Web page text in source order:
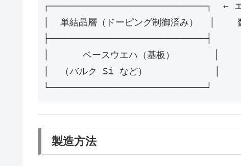
┌────────────────────────────┐  ← エ
│  単結晶層（ドーピング制御済み）  │
├────────────────────────────┤
│      ベースウエハ（基板）       │
│  （バルク Si など）            │
製造方法